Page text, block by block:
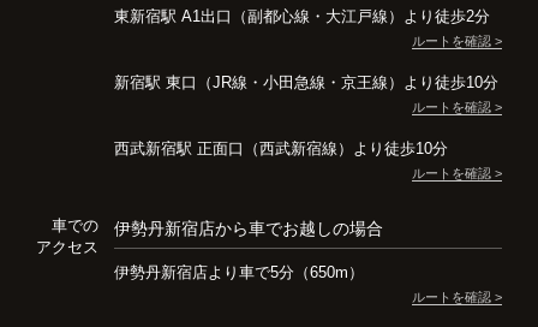
東新宿駅 A1出口（副都心線・大江戸線）より徒歩2分
ルートを確認 >
新宿駅 東口（JR線・小田急線・京王線）より徒歩10分
ルートを確認 >
西武新宿駅 正面口（西武新宿線）より徒歩10分
ルートを確認 >
車での
アクセス
伊勢丹新宿店から車でお越しの場合
伊勢丹新宿店より車で5分（650m）
ルートを確認 >